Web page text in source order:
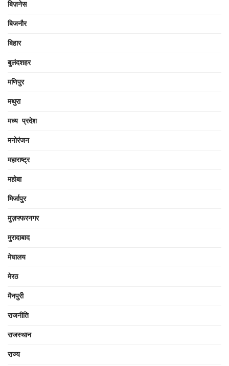
बिज़नेस
बिजनौर
बिहार
बुलंदशहर
मणिपुर
मथुरा
मध्य प्रदेश
मनोरंजन
महाराष्ट्र
महोबा
मिर्जापुर
मुज़फ्फरनगर
मुरादाबाद
मेघालय
मेरठ
मैनपुरी
राजनीति
राजस्थान
राज्य